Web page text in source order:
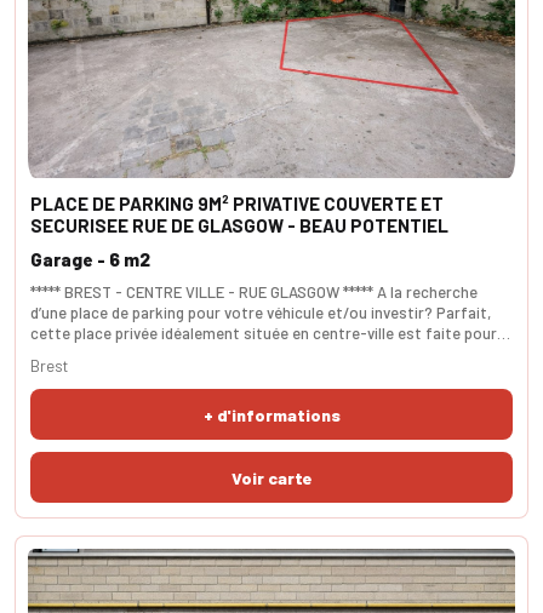
PLACE DE PARKING 9M² PRIVATIVE COUVERTE ET
SECURISEE RUE DE GLASGOW - BEAU POTENTIEL
***** BREST - CENTRE VILLE - RUE GLASGOW ***** A la recherche
d’une place de parking pour votre véhicule et/ou investir? Parfait,
cette place privée idéalement située en centre-ville est faite pour
actuellement libre d’occupation. SURFACE 9m².
Garage - 6 m2
+ d'informations
Brest